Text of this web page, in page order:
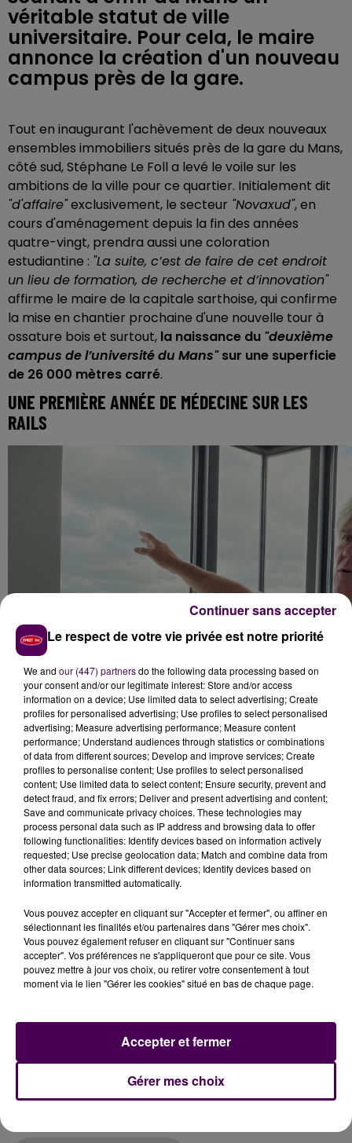
véritable statut de ville
universitaire. Pour cela, le maire
annonce la création d'un nouveau
campus près de la gare.
Tout en inaugurant l'achèvement de deux nouveaux
ensembles immobiliers situés près de la gare du Mans,
côté sud, Stéphane Le Foll a levé le voile sur les
ambitions de la ville pour ce quartier. Initialement dit
"d'affaire"exclusivement, le secteur "Novaxud", en
cours d'aménagement depuis la fin des années
quatre-vingt, prendra aussi une coloration
estudiantine : "La suite, c’est de faire de cet endroit
un lieu de formation, de recherche et d’innovation"
affirme le maire de la capitale sarthoise, qui confirme
la mise en chantier prochaine d'une nouvelle tour à
ossature bois et surtout, la naissance du "deuxième
campus de l’université du Mans"sur une superficie
de 26 000 mètres carré.
UNE PREMIÈRE ANNÉE DE MÉDECINE SUR LES
RAILS
Si les détails manquent encore à ce stade, Stéphane
le souhait de faire déménager dans le
futur campus universitaire de la gare l'actuelle
filière médecine première année,"voire peut-être
avoir ici aussi une deuxième année"espère-t-il.
Egalement envisagée : l'installation d'une école
d'infirmières. S'appuyant sur une supposée
voisins d'Angers -plus de 42 000 étudiants dans près
de 600 filières-, le maire du Mans se fixe pour objectif
de passer, ici,"de 12 000 à 20 000 étudiants". Les
travaux de ce nouveau pôle dédié à la formation
doivent débuter"d'ici 2026, en tout cas avant la fin
Le respect de votre vie privée est notre priorité
We and our (447) partnersdo the following data processing based on
your consent and/or our legitimate interest: Store and/or access
information on a device; Use limited data to select advertising; Create
profiles for personalised advertising; Use profiles to select personalised
advertising; Measure advertising performance; Measure content
performance; Understand audiences through statistics or combinations
of data from different sources; Develop and improve services; Create
profiles to personalise content; Use profiles to select personalised
content; Use limited data to select content; Ensure security, prevent and
detect fraud, and fix errors; Deliver and present advertising and content;
Save and communicate privacy choices. These technologies may
process personal data such as IP address and browsing data to offer
following functionalities: Identify devices based on information actively
requested; Use precise geolocation data; Match and combine data from
other data sources; Link different devices; Identify devices based on
information transmitted automatically.
Vous pouvez accepter en cliquant sur "Accepter et fermer", ou affiner en
sélectionnant les finalités et/ou partenaires dans "Gérer mes choix".
Vous pouvez également refuser en cliquant sur "Continuer sans
accepter". Vos préférences ne s'appliqueront que pour ce site. Vous
pouvez mettre à jour vos choix, ou retirer votre consentement à tout
moment via le lien "Gérer les cookies" situé en bas de chaque page.
Gérer mes choix
Accepter et fermer
Continuer sans accepter